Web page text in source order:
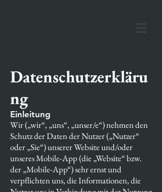
Datenschutzerkläru
ng
Einleitung
Wir („wir“, „uns“, „unser/e“) nehmen den
Schutz der Daten der Nutzer („Nutzer“
oder „Sie“) unserer Website und/oder
unseres Mobile-App (die „Website“ bzw.
der „Mobile-App“) sehr ernst und
verpflichten uns, die Informationen, die